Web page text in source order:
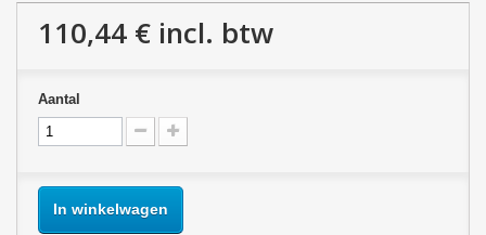
110,44 € incl. btw
Aantal
In winkelwagen